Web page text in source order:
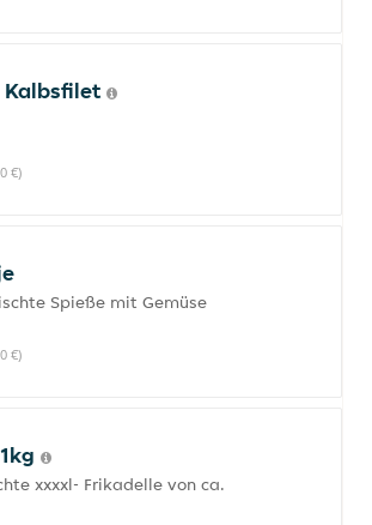
€)
Spieße mit Gemüse
€)
xxxxl- Frikadelle von ca.